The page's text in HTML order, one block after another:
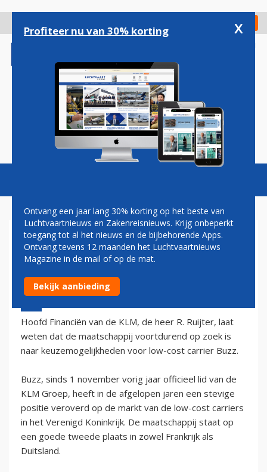
gaan
Check in
Magazine Podcasts Vacatures
TOEKOMST BUZZ ONDER DE
LOEP
24 januari 2003 - 1:00
Hoofd Financiën van de KLM, de heer R. Ruijter, laat
weten dat de maatschappij voortdurend op zoek is
naar keuzemogelijkheden voor low-cost carrier Buzz.
Buzz, sinds 1 november vorig jaar officieel lid van de
KLM Groep, heeft in de afgelopen jaren een stevige
positie veroverd op de markt van de low-cost carriers
in het Verenigd Koninkrijk. De maatschappij staat op
een goede tweede plaats in zowel Frankrijk als
Duitsland.
Profiteer nu van 30% korting x
Ontvang een jaar lang 30% korting op het beste van
Luchtvaartnieuws en Zakenreisnieuws. Krijg onbeperkt
toegang tot al het nieuws en de bijbehorende Apps.
Ontvang tevens 12 maanden het Luchtvaartnieuws
Magazine in de mail of op de mat.
Bekijk aanbieding